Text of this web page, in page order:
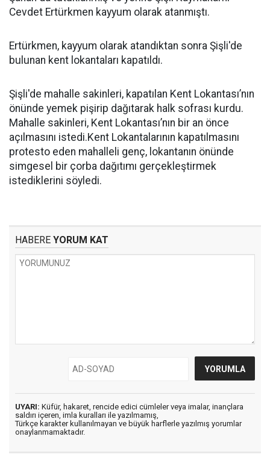
Cevdet Ertürkmen kayyum olarak atanmıştı.
Ertürkmen, kayyum olarak atandıktan sonra Şişli'de
bulunan kent lokantaları kapatıldı.
Şişli'de mahalle sakinleri, kapatılan Kent Lokantası’nın
önünde yemek pişirip dağıtarak halk sofrası kurdu.
Mahalle sakinleri, Kent Lokantası’nın bir an önce
açılmasını istedi.Kent Lokantalarının kapatılmasını
protesto eden mahalleli genç, lokantanın önünde
simgesel bir çorba dağıtımı gerçekleştirmek
istediklerini söyledi.
HABERE YORUM KAT
UYARI: Küfür, hakaret, rencide edici cümleler veya imalar, inançlara
saldırı içeren, imla kuralları ile yazılmamış,
Türkçe karakter kullanılmayan ve büyük harflerle yazılmış yorumlar
onaylanmamaktadır.